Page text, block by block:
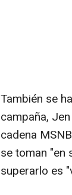
También se
campaña,
cadena
se toman "en
superarlo es